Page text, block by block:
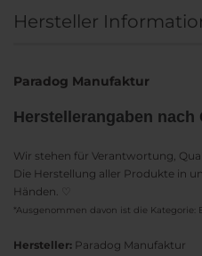
Hersteller
Paradog Manufaktur
Herstellerangaben nach
Wir stehen für Verantwortung,
Die Herstellung aller Produkte in
Händen. ♡
*Ausgenommen davon ist die Kategorie:
Hersteller: Paradog Manufaktur